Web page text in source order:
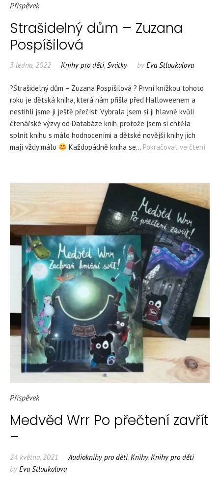
Příspěvek
Strašidelný dům – Zuzana
Pospíšilová
3 ledna, 2022 Knihy pro děti, Svátky by Eva Stloukalova
?Strašidelný dům – Zuzana Pospíšilová ? První knížkou tohoto
roku je dětská kniha, která nám přišla před Halloweenem a
nestihli jsme ji ještě přečíst. Vybrala jsem si ji hlavně kvůli
čtenářské výzvy od Databáze knih, protože jsem si chtěla
splnit knihu s málo hodnoceními a dětské novější knihy jich
mají vždy málo
Každopádně kniha se… Pokračovat ve čtení
Příspěvek
Medvěd Wrr Po přečtení zavřít
–
24 května, 2021 Audioknihy pro děti, Knihy, Knihy pro děti
by Eva Stloukalova